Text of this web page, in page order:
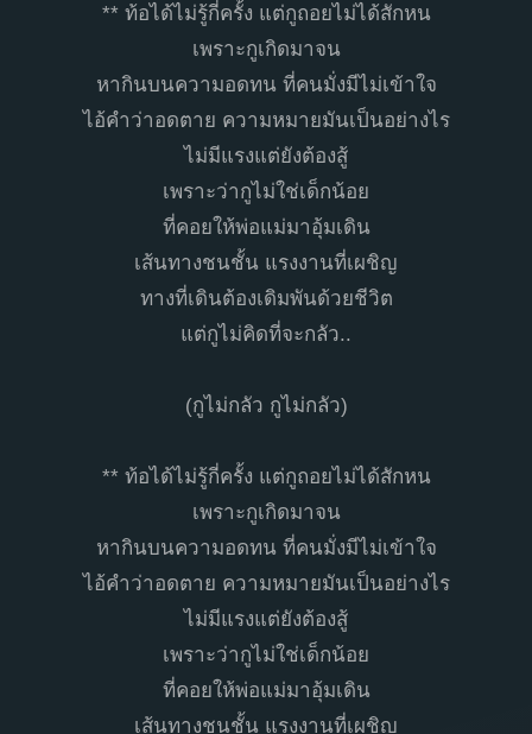
** ท้อได้ไม่รู้กี่ครั้ง แต่กูถอยไม่ได้สักหน
เพราะกูเกิดมาจน
หากินบนความอดทน ที่คนมั่งมีไม่เข้าใจ
ไอ้คำว่าอดตาย ความหมายมันเป็นอย่างไร
ไม่มีแรงแต่ยังต้องสู้
เพราะว่ากูไม่ใช่เด็กน้อย
ที่คอยให้พ่อแม่มาอุ้มเดิน
เส้นทางชนชั้น แรงงานที่เผชิญ
ทางที่เดินต้องเดิมพันด้วยชีวิต
แต่กูไม่คิดที่จะกลัว..
(กูไม่กลัว กูไม่กลัว)
** ท้อได้ไม่รู้กี่ครั้ง แต่กูถอยไม่ได้สักหน
เพราะกูเกิดมาจน
หากินบนความอดทน ที่คนมั่งมีไม่เข้าใจ
ไอ้คำว่าอดตาย ความหมายมันเป็นอย่างไร
ไม่มีแรงแต่ยังต้องสู้
เพราะว่ากูไม่ใช่เด็กน้อย
ที่คอยให้พ่อแม่มาอุ้มเดิน
เส้นทางชนชั้น แรงงานที่เผชิญ